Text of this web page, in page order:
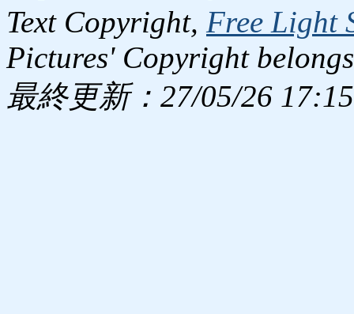
Text Copyright, Free Light
Pictures' Copyright
最終更新：27/05/26 17:15